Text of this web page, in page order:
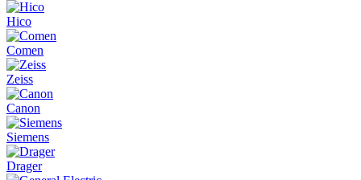
Hico
Comen
Zeiss
Canon
Siemens
Drager